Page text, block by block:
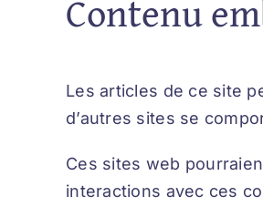
Contenu
Les articles de ce site
d’autres sites se
Ces sites web
interactions avec ces